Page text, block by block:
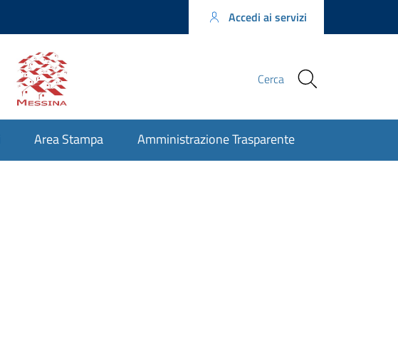
Accedi ai servizi
Cerca
Area Stampa Amministrazione Trasparente